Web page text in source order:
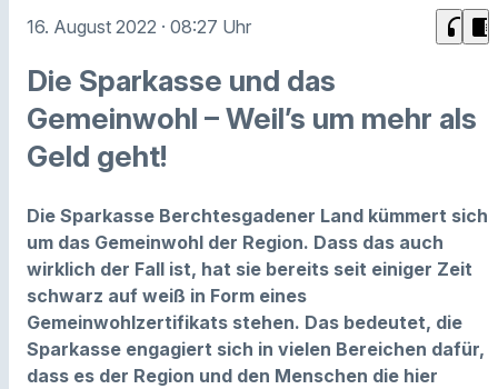
16. August 2022 · 08:27 Uhr headphones chrome_reader_mode
Die Sparkasse und das
Gemeinwohl – Weil’s um mehr als
Geld geht!
Die Sparkasse Berchtesgadener Land kümmert sich
um das Gemeinwohl der Region. Dass das auch
wirklich der Fall ist, hat sie bereits seit einiger Zeit
schwarz auf weiß in Form eines
Gemeinwohlzertifikats stehen. Das bedeutet, die
Sparkasse engagiert sich in vielen Bereichen dafür,
dass es der Region und den Menschen die hier